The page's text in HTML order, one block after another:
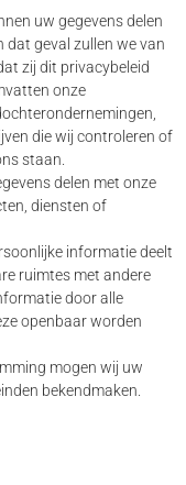
uw gegevens delen
dat geval zullen we van
zij dit privacybeleid
onze
die wij controleren of
staan.
delen met onze
diensten of
informatie deelt
ruimtes met andere
door alle
openbaar worden
mogen wij uw
bekendmaken.